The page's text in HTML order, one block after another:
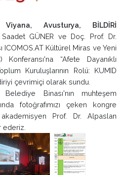
Avusturya, BİLDİRİ
GÜNER ve Doç. Prof. Dr.
ICOMOS.AT Kültürel Miras ve Yeni
“Afete Dayanıklı
Kuruluşlarının Rolü: KUMID
çevrimiçi olarak sundu.
Binası'nın muhteşem
fotoğrafımızı çeken kongre
Prof. Dr. Alpaslan
ederiz.